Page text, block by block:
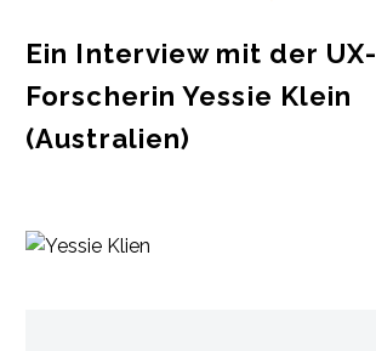
Ein Interview mit der UX-
Forscherin Yessie Klein
(Australien)